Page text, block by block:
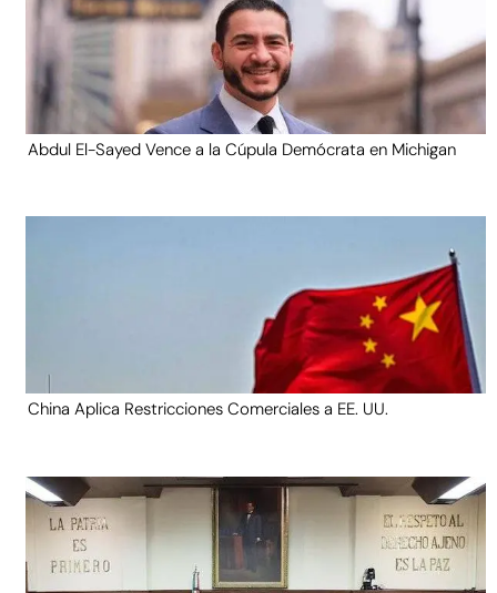
Abdul El-Sayed Vence a la Cúpula Demócrata en Michigan
China Aplica Restricciones Comerciales a EE. UU.